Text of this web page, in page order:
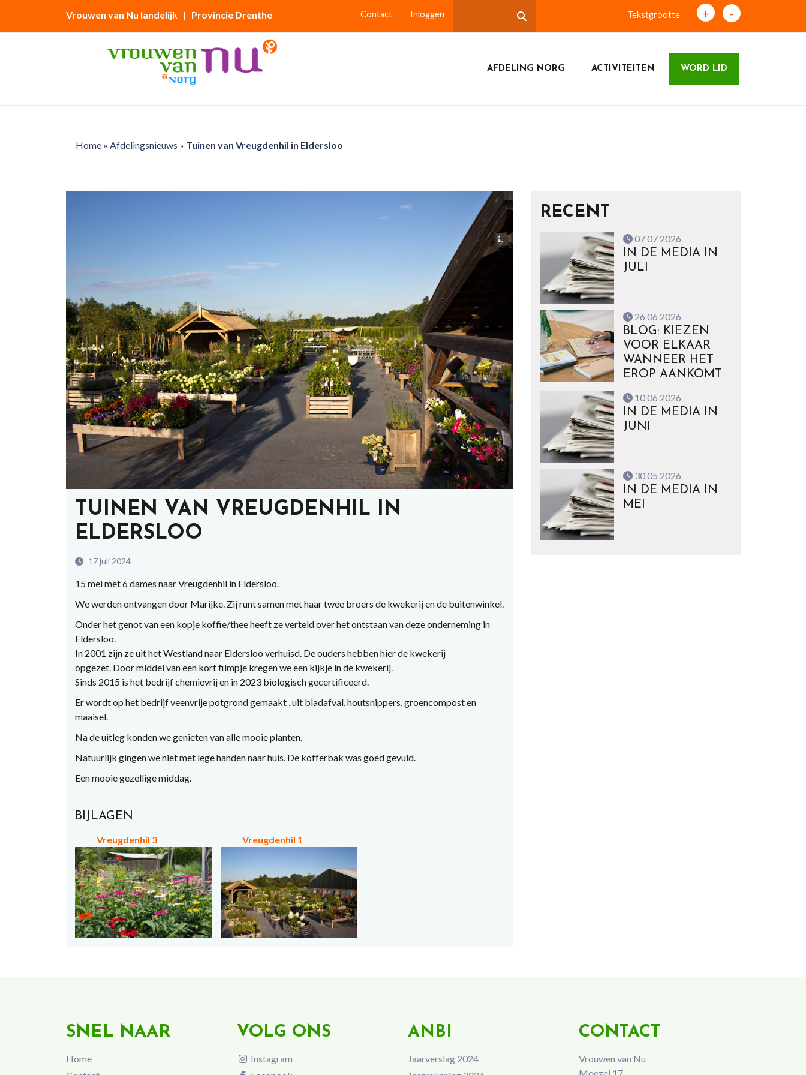
Vrouwen van Nu landelijk | Provincie Drenthe Contact Inloggen Tekstgrootte + -
AFDELING NORG ACTIVITEITEN WORD LID
Home» Afdelingsnieuws » Tuinen van Vreugdenhil in Eldersloo
TUINEN VAN VREUGDENHIL IN
ELDERSLOO
17 juli 2024
15 mei met 6 dames naar Vreugdenhil in Eldersloo.
We werden ontvangen door Marijke. Zij runt samen met haar twee broers de kwekerij en de buitenwinkel.
Onder het genot van een kopje koffie/thee heeft ze verteld over het ontstaan van deze onderneming in
Eldersloo.
In 2001 zijn ze uit het Westland naar Eldersloo verhuisd. De ouders hebben hier de kwekerij
opgezet. Door middel van een kort filmpje kregen we een kijkje in de kwekerij.
Sinds 2015 is het bedrijf chemievrij en in 2023 biologisch gecertificeerd.
Er wordt op het bedrijf veenvrije potgrond gemaakt , uit bladafval, houtsnippers, groencompost en
maaisel.
Na de uitleg konden we genieten van alle mooie planten.
Natuurlijk gingen we niet met lege handen naar huis. De kofferbak was goed gevuld.
Een mooie gezellige middag.
BIJLAGEN
Vreugdenhil 3 Vreugdenhil 1
RECENT
07 07 2026
IN DE MEDIA IN
JULI
26 06 2026
BLOG: KIEZEN
VOOR ELKAAR
WANNEER HET
EROP AANKOMT
10 06 2026
IN DE MEDIA IN
JUNI
30 05 2026
IN DE MEDIA IN
MEI
SNEL NAAR
Home
VOLG ONS
Instagram
ANBI
Jaarverslag 2024
CONTACT
Vrouwen van Nu
Moezel 17